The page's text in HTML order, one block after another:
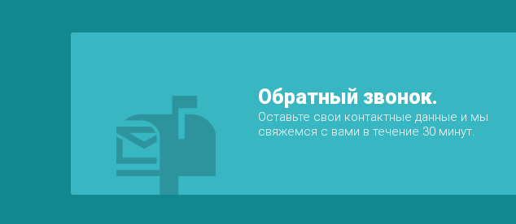
Обратный звонок.
Оставьте свои контактные данные и мы
свяжемся с вами в течение 30 минут.